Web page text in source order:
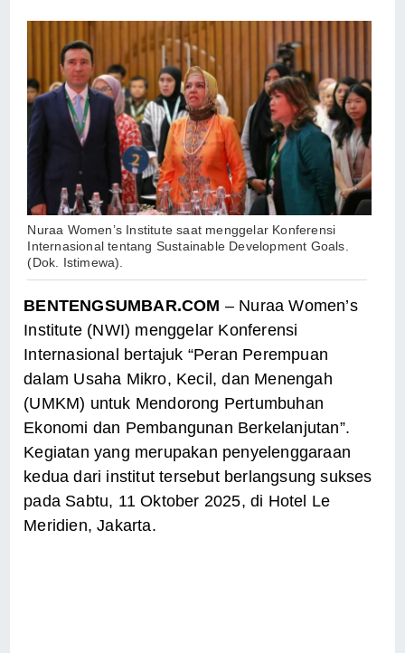
Nuraa Women’s Institute saat menggelar Konferensi
Internasional tentang Sustainable Development Goals.
(Dok. Istimewa).
BENTENGSUMBAR.COM – Nuraa Women’s
Institute (NWI) menggelar Konferensi
Internasional bertajuk “Peran Perempuan
dalam Usaha Mikro, Kecil, dan Menengah
(UMKM) untuk Mendorong Pertumbuhan
Ekonomi dan Pembangunan Berkelanjutan”.
Kegiatan yang merupakan penyelenggaraan
kedua dari institut tersebut berlangsung sukses
pada Sabtu, 11 Oktober 2025, di Hotel Le
Meridien, Jakarta.